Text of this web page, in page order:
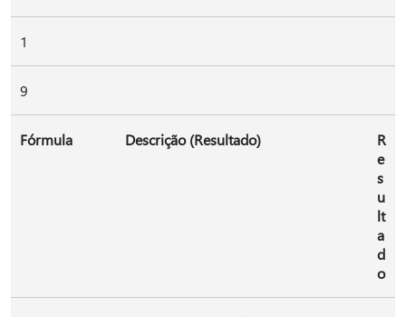
1
9
Fórmula Descrição (Resultado)
R
e
s
u
lt
a
d
o